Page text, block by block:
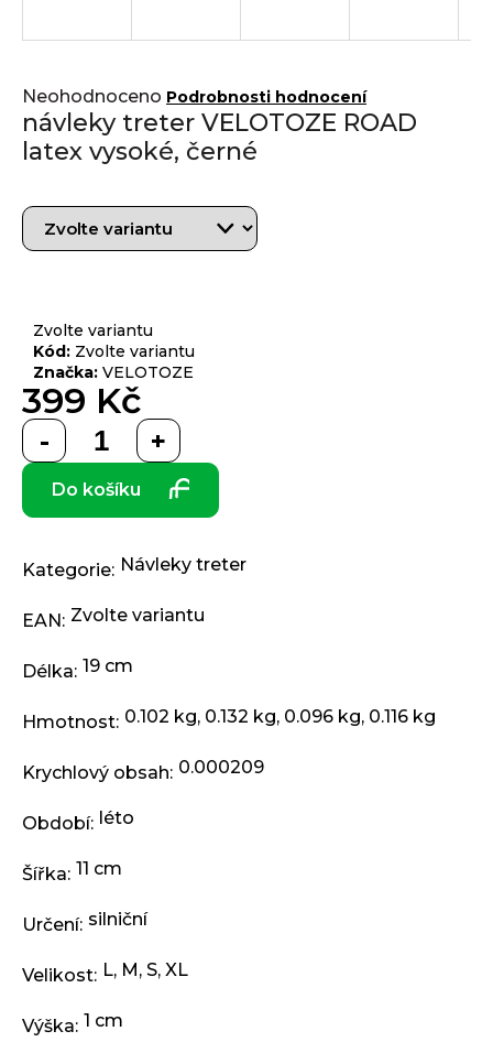
Průměrné
hodnocení
produktu
je
hvězdiček.
Neohodnoceno Podrobnosti hodnocení
návleky treter VELOTOZE ROAD
latex vysoké, černé
Zvolte variantu
Kód: Zvolte variantu
Značka: VELOTOZE
399 Kč
Měrná
cena:
Do košíku
Kategorie: Návleky treter
EAN: Zvolte variantu
Délka: 19 cm
Hmotnost: 0.102 kg, 0.132 kg, 0.096 kg, 0.116 kg
Krychlový obsah: 0.000209
Období: léto
Šířka: 11 cm
Určení: silniční
Velikost: L, M, S, XL
Výška: 1 cm
í
?
HLEDAT
o
p
o
r
u
č
u
e
e
KELLYS
KIRU
RACE
PURPLE
4
390
Původně:
4
Kč